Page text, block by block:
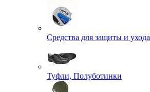
Средства для защиты и ухода
Туфли, Полуботинки